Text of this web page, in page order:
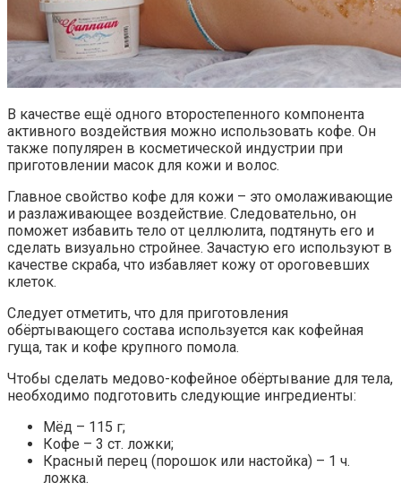
В качестве ещё одного второстепенного компонента
активного воздействия можно использовать кофе. Он
также популярен в косметической индустрии при
приготовлении масок для кожи и волос.
Главное свойство кофе для кожи – это омолаживающие
и разлаживающее воздействие. Следовательно, он
поможет избавить тело от целлюлита, подтянуть его и
сделать визуально стройнее. Зачастую его используют в
качестве скраба, что избавляет кожу от ороговевших
клеток.
Следует отметить, что для приготовления
обёртывающего состава используется как кофейная
гуща, так и кофе крупного помола.
Чтобы сделать медово-кофейное обёртывание для тела,
необходимо подготовить следующие ингредиенты:
Мёд – 115 г;
Кофе – 3 ст. ложки;
Красный перец (порошок или настойка) – 1 ч.
ложка.